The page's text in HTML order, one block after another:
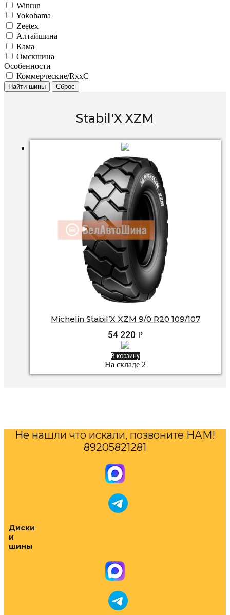
Winrun
Yokohama
Zeetex
Алтайшина
Кама
Омскшина
Особенности
Коммерческие/RxxC
Найти шины Сброс
Stabil'X XZM
Michelin Stabil’X XZM 9/0 R20 109/107
54 220 Р
В корзину
На складе 2
Не нашли что искали, позвоните НАМ!
89205821281
Диски
и
шины